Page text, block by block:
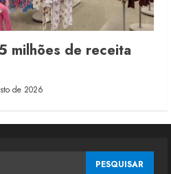
milhões de receita
de 2026